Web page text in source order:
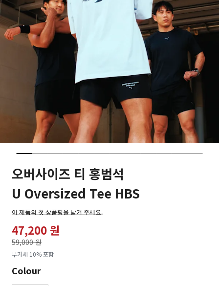
오버사이즈 티 홍범석
U Oversized Tee HBS
이 제품의 첫 상품평을 남겨 주세요.
47,200 원
59,000 원
로
부가세 10% 포함
Colour